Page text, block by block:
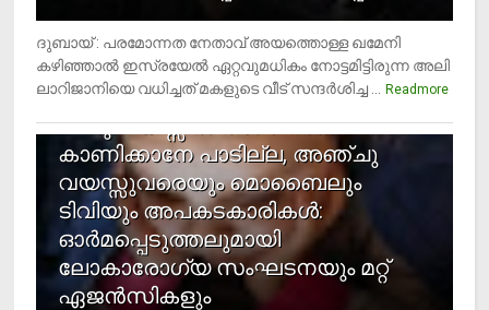
ദുബായ് : പരമോന്നത നേതാവ് അയത്തൊള്ള ഖമേനി
കഴിഞ്ഞാല്‍ ഇസ്രയേല്‍ ഏറ്റവുമധികം നോട്ടമിട്ടിരുന്ന അലി
ലാറിജാനിയെ വധിച്ചത് മകളുടെ വീട് സന്ദര്‍ശിച്ച ...
Readmore
4
രണ്ടു വയസ്സില്‍ താഴെ സ്‌ക്രീന്‍
കാണിക്കാനേ പാടില്ല, അഞ്ചു
വയസ്സുവരെയും മൊബൈലും
ടിവിയും അപകടകാരികള്‍:
ഓര്‍മപ്പെടുത്തലുമായി
ലോകാരോഗ്യ സംഘടനയും മറ്റ്
ഏജന്‍സികളും